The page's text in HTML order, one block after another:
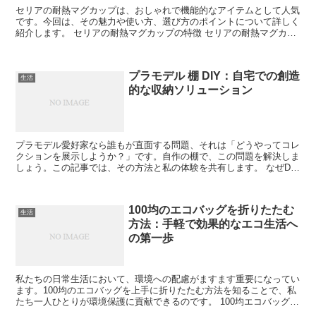
セリアの耐熱マグカップは、おしゃれで機能的なアイテムとして人気
です。今回は、その魅力や使い方、選び方のポイントについて詳しく
紹介します。 セリアの耐熱マグカップの特徴 セリアの耐熱マグカッ
生活
プラモデル 棚 DIY：自宅での創造
的な収納ソリューション
プラモデル愛好家なら誰もが直面する問題、それは「どうやってコレ
クションを展示しようか？」です。自作の棚で、この問題を解決しま
しょう。この記事では、その方法と私の体験を共有します。 なぜDIY
生活
100均のエコバッグを折りたたむ
方法：手軽で効果的なエコ生活へ
の第一歩
私たちの日常生活において、環境への配慮がますます重要になってい
ます。100均のエコバッグを上手に折りたたむ方法を知ることで、私
たち一人ひとりが環境保護に貢献できるのです。 100均エコバッグの